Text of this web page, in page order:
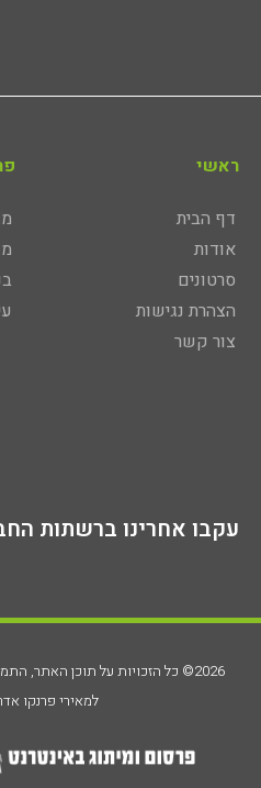
ראשי
דף הבית
אודות
סרטונים
הצהרת נגישות
צור קשר
עקבו אחרינו ברשתות
2026© כל הזכויות על תוכן האתר,
למאירי פרנקו